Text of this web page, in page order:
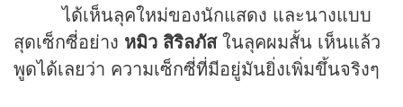
ได้เห็นลุคใหม่ของนักแสดง และนางแบบ
สุดเซ็กซี่อย่าง หมิว สิริลภัสในลุคผมสั้น เห็นแล้ว
พูดได้เลยว่า ความเซ็กซี่ที่มีอยู่มันยิ่งเพิ่มขึ้นจริงๆ